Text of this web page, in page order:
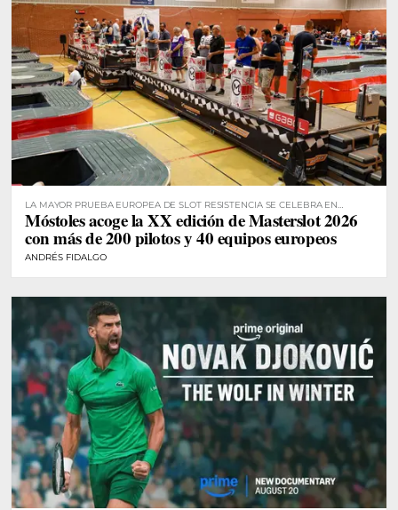
LA MAYOR PRUEBA EUROPEA DE SLOT RESISTENCIA SE CELEBRA EN
MÓSTOLES
Móstoles acoge la XX edición de Masterslot 2026
con más de 200 pilotos y 40 equipos europeos
ANDRÉS FIDALGO